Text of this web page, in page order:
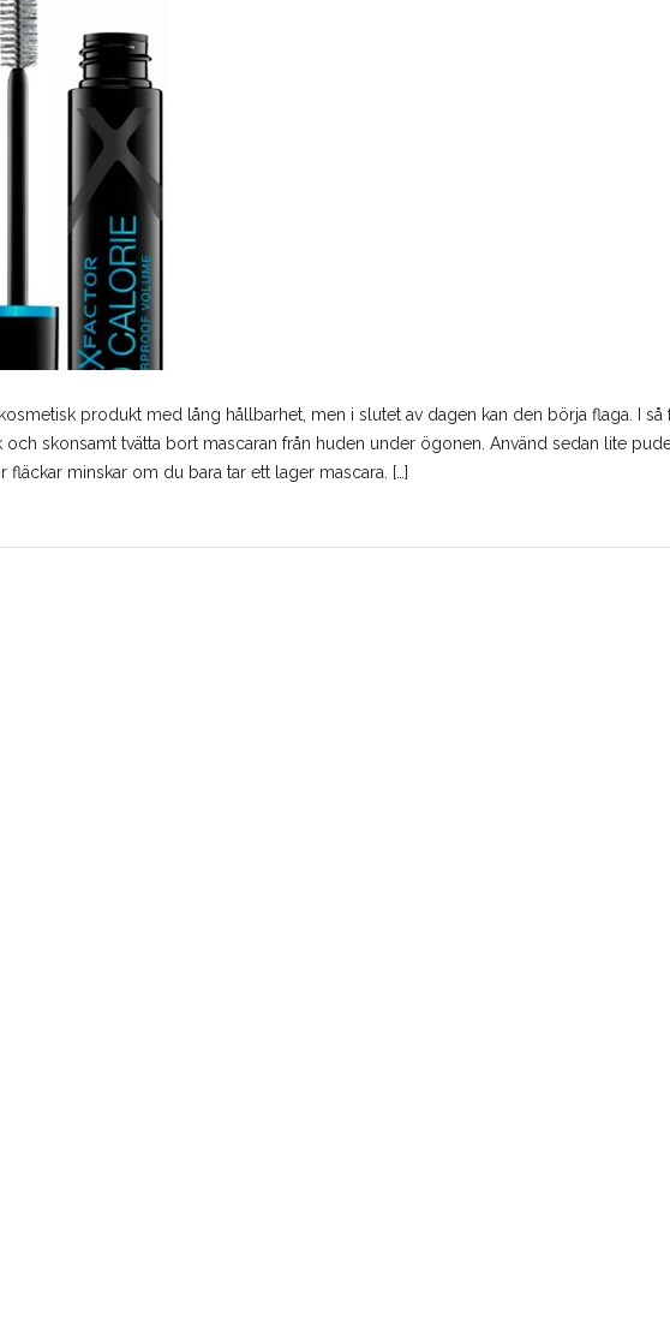
produkt med lång hållbarhet, men i slutet av dagen kan den börja flaga. I så
och skonsamt tvätta bort mascaran från huden under ögonen. Använd sedan lite
fläckar minskar om du bara tar ett lager mascara. […]